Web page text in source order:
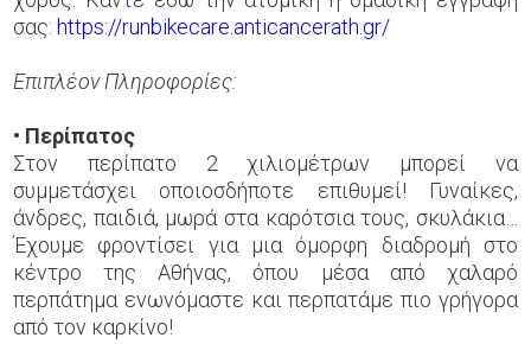
σας:https://runbikecare.anticancerath.gr/
Επιπλέον Πληροφορίες:
• Περίπατος
Στον περίπατο 2 χιλιομέτρων μπορεί να
συμμετάσχει οποιοσδήποτε επιθυμεί! Γυναίκες,
άνδρες, παιδιά, μωρά στα καρότσια τους, σκυλάκια…
Έχουμε φροντίσει για μια όμορφη διαδρομή στο
κέντρο της Αθήνας, όπου μέσα από χαλαρό
περπάτημα ενωνόμαστε και περπατάμε πιο γρήγορα
από τον καρκίνο!